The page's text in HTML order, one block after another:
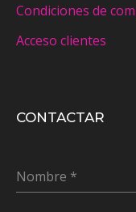
Condiciones de
Acceso clientes
CONTACTAR
Nombre *